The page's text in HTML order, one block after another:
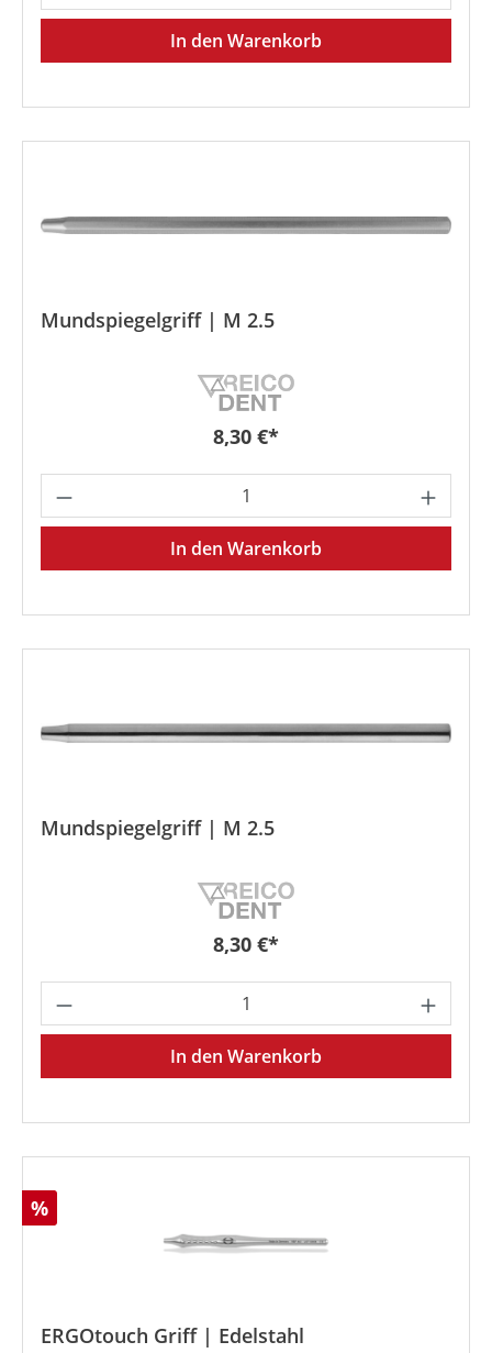
In den Warenkorb
Mundspiegelgriff | M 2.5
Regulärer Preis:
8,30 €*
Produkt Anzahl: Gib den
In den Warenkorb
Mundspiegelgriff | M 2.5
Regulärer Preis:
8,30 €*
Produkt Anzahl: Gib den
In den Warenkorb
Rabatt
%
ERGOtouch Griff | Edelstahl